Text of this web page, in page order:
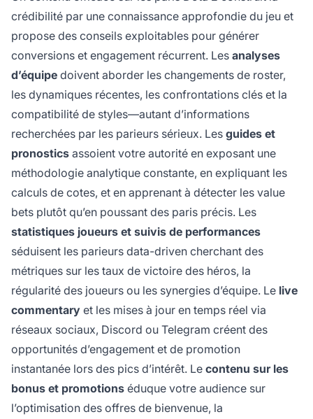
crédibilité par une connaissance approfondie du jeu et
propose des conseils exploitables pour générer
conversions et engagement récurrent. Les analyses
d’équipe doivent aborder les changements de roster,
les dynamiques récentes, les confrontations clés et la
compatibilité de styles—autant d’informations
recherchées par les parieurs sérieux. Les guides et
pronostics assoient votre autorité en exposant une
méthodologie analytique constante, en expliquant les
calculs de cotes, et en apprenant à détecter les value
bets plutôt qu’en poussant des paris précis. Les
statistiques joueurs et suivis de performances
séduisent les parieurs data-driven cherchant des
métriques sur les taux de victoire des héros, la
régularité des joueurs ou les synergies d’équipe. Le live
commentary et les mises à jour en temps réel via
réseaux sociaux, Discord ou Telegram créent des
opportunités d’engagement et de promotion
instantanée lors des pics d’intérêt. Le contenu sur les
bonus et promotions éduque votre audience sur
l’optimisation des offres de bienvenue, la